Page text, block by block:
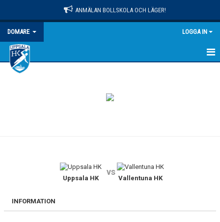
ANMÄLAN BOLLSKOLA OCH LÄGER!
DOMARE LOGGA IN
HEM
Uppsala HK
vs
Vallentuna HK
INFORMATION